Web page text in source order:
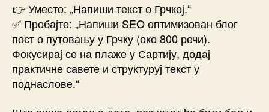
👉 Уместо: „Напиши текст о Грчкој.“
✅ Пробајте: „Напиши SEO оптимизован блог
пост о путовању у Грчку (око 800 речи).
Фокусирај се на плаже у Сартију, додај
практичне савете и структуруј текст у
поднаслове.“